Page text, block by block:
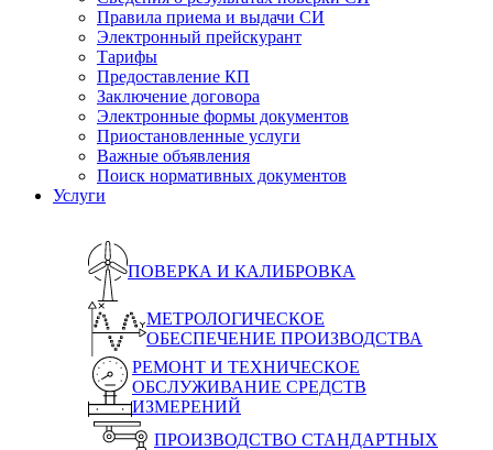
Правила приема и выдачи СИ
Электронный прейскурант
Тарифы
Предоставление КП
Заключение договора
Электронные формы документов
Приостановленные услуги
Важные объявления
Поиск нормативных документов
Услуги
ПОВЕРКА И КАЛИБРОВКА
МЕТРОЛОГИЧЕСКОЕ
ОБЕСПЕЧЕНИЕ ПРОИЗВОДСТВА
РЕМОНТ И ТЕХНИЧЕСКОЕ
ОБСЛУЖИВАНИЕ СРЕДСТВ
ИЗМЕРЕНИЙ
ПРОИЗВОДСТВО СТАНДАРТНЫХ